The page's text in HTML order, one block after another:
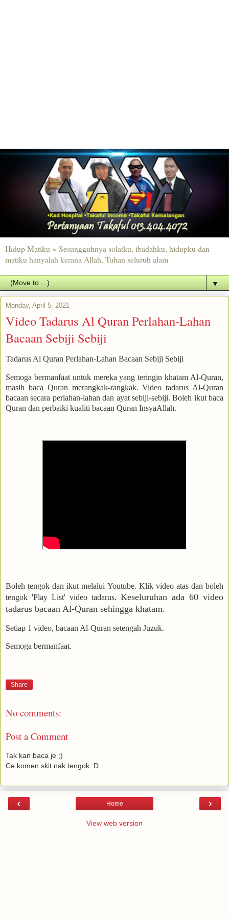
Hidup Matiku ~ Sesungguhnya solatku, ibadahku, hidupku dan
matiku hanyalah kerana Allah, Tuhan seluruh alam
▼
Monday, April 5, 2021
Video Tadarus Al Quran Perlahan-Lahan
Bacaan Sebiji Sebiji
Tadarus Al Quran Perlahan-Lahan Bacaan Sebiji Sebiji
Semoga bermanfaat untuk mereka yang teringin khatam Al-Quran,
masih baca Quran merangkak-rangkak. Video tadarus Al-Quran
bacaan secara perlahan-lahan dan ayat sebiji-sebiji. Boleh ikut baca
Quran dan perbaiki kualiti bacaan Quran InsyaAllah.
Boleh tengok dan ikut melalui Youtube. Klik video atas dan boleh
tengok 'Play List' video tadarus. Keseluruhan ada 60 video
tadarus bacaan Al-Quran sehingga khatam.
Setiap 1 video, bacaan Al-Quran setengah Juzuk.
Semoga bermanfaat.
Share
No comments:
Post a Comment
Tak kan baca je ;)
Ce komen skit nak tengok :D
‹ ›
Home
View web version